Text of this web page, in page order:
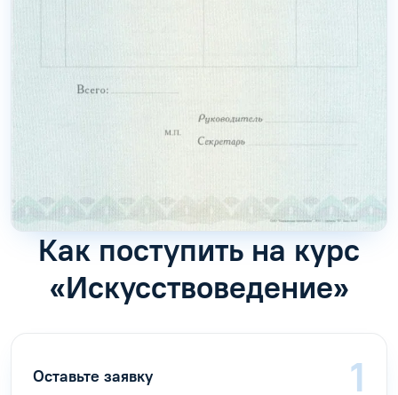
Как поступить на курс
«Искусствоведение»
Оставьте заявку